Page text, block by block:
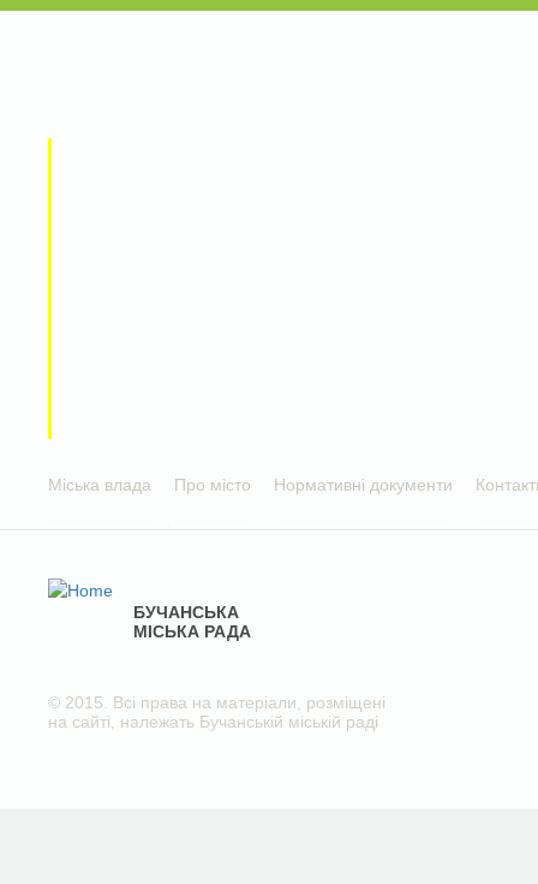
Міська влада Про місто Нормативні документи
БУЧАНСЬКА
МІСЬКА РАДА
© 2015. Всі права на матеріали, розміщені
на сайті, належать Бучанській міській раді